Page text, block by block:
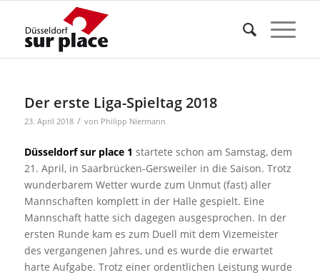
Der erste Liga-Spieltag 2018
23. April 2018 / von Philipp Niermann
Düsseldorf sur place 1 startete schon am Samstag, dem
21. April, in Saarbrücken-Gersweiler in die Saison. Trotz
wunderbarem Wetter wurde zum Unmut (fast) aller
Mannschaften komplett in der Halle gespielt. Eine
Mannschaft hatte sich dagegen ausgesprochen. In der
ersten Runde kam es zum Duell mit dem Vizemeister
des vergangenen Jahres, und es wurde die erwartet
harte Aufgabe. Trotz einer ordentlichen Leistung wurde